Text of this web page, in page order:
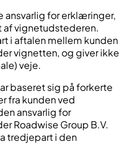
ansvarlig for erklæringer,
vignetudstederen.
i aftalen mellem kunden
vignetten, og giver ikke
veje.
baseret sig på forkerte
fra kunden ved
ansvarlig for
Roadwise Group B.V.
tredjepart i den